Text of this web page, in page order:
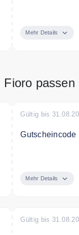
Mehr Details
passen
Gültig bis
Bestellung.
eingeben und
Mehr Details
Gültig bis